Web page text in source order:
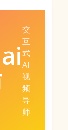
交
互
式
AI
视
频
导
师